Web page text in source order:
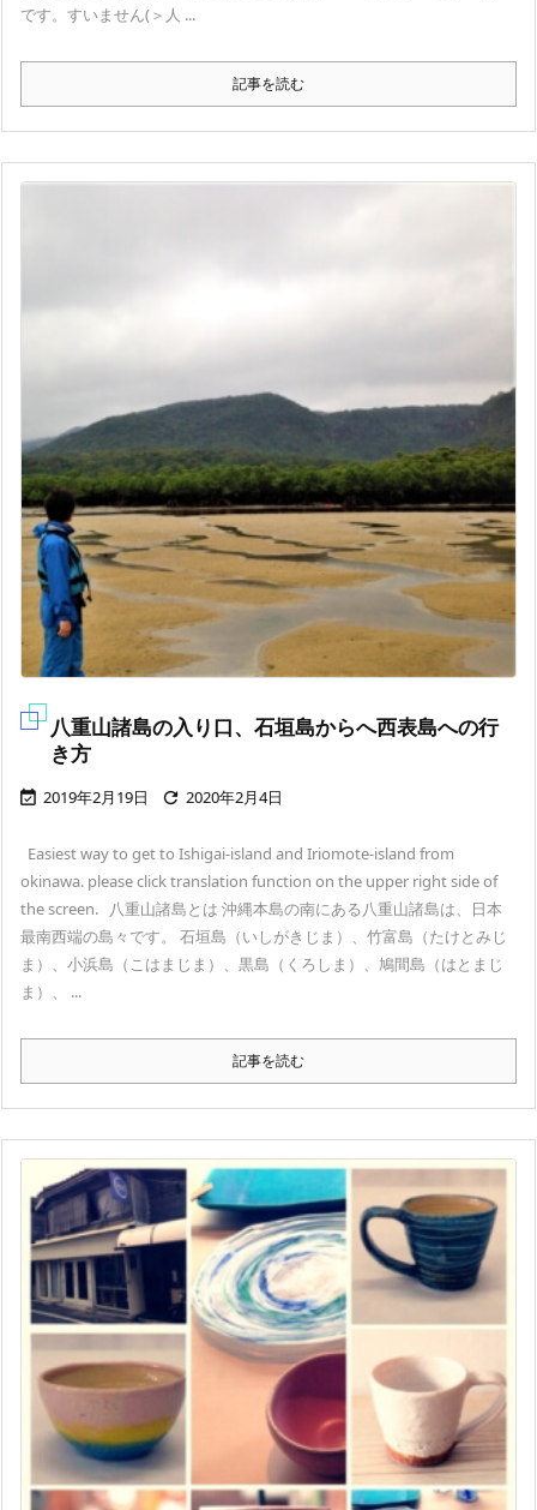
です。すいません(＞人 ...
記事を読む
八重山諸島の入り口、石垣島からへ西表島への行
き方
 2019年2月19日  2020年2月4日
Easiest way to get to Ishigai-island and Iriomote-island from
okinawa. please click translation function on the upper right side of
the screen. 八重山諸島とは 沖縄本島の南にある八重山諸島は、日本
最南西端の島々です。 石垣島（いしがきじま）、竹富島（たけとみじ
ま）、小浜島（こはまじま）、黒島（くろしま）、鳩間島（はとまじ
ま）、 ...
記事を読む